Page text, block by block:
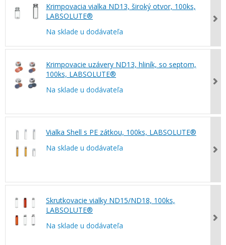
Krimpovacia vialka ND13, široký otvor, 100ks,
LABSOLUTE®
Na sklade u dodávateľa
Krimpovacie uzávery ND13, hliník, so septom,
100ks, LABSOLUTE®
Na sklade u dodávateľa
Vialka Shell s PE zátkou, 100ks, LABSOLUTE®
Na sklade u dodávateľa
Skrutkovacie vialky ND15/ND18, 100ks,
LABSOLUTE®
Na sklade u dodávateľa